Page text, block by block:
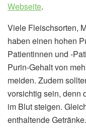
Webseite.
Viele Fleischsorten,
haben einen hohen
Patientinnen und -
Purin-Gehalt von
meiden. Zudem
vorsichtig sein, denn
im Blut steigen.
enthaltende Getränke.